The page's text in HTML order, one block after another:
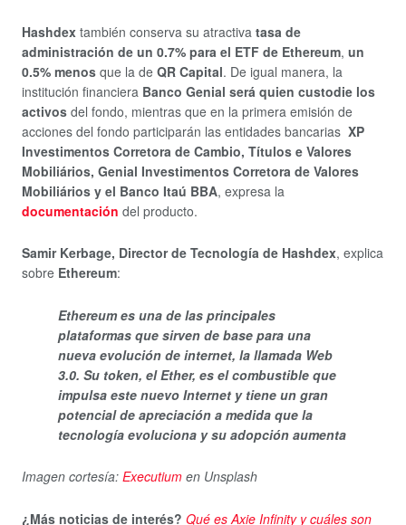
Hashdex también conserva su atractiva tasa de
administración de un 0.7% para el ETF de Ethereum, un
0.5% menos que la de QR Capital. De igual manera, la
institución financiera Banco Genial será quien custodie los
activos del fondo, mientras que en la primera emisión de
acciones del fondo participarán las entidades bancarias XP
Investimentos Corretora de Cambio, Títulos e Valores
Mobiliários, Genial Investimentos Corretora de Valores
Mobiliários y el Banco Itaú BBA, expresa la
documentación del producto.
Samir Kerbage, Director de Tecnología de Hashdex, explica
sobre Ethereum:
Ethereum es una de las principales
plataformas que sirven de base para una
nueva evolución de internet, la llamada Web
3.0. Su token, el Ether, es el combustible que
impulsa este nuevo Internet y tiene un gran
potencial de apreciación a medida que la
tecnología evoluciona y su adopción aumenta
Imagen cortesía: Executium en Unsplash
¿Más noticias de interés? Qué es Axie Infinity y cuáles son